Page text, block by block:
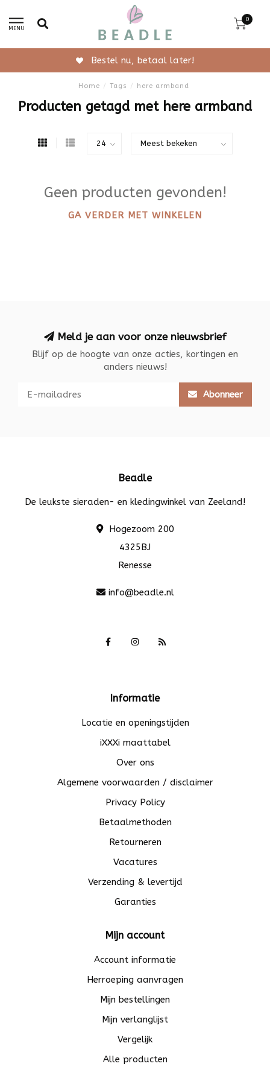
MENU
0
Bestel nu, betaal later!
Home / Tags / here armband
Producten getagd met here armband
Geen producten gevonden!
GA VERDER MET WINKELEN
Meld je aan voor onze nieuwsbrief
Blijf op de hoogte van onze acties, kortingen en
anders nieuws!
Abonneer
Beadle
De leukste sieraden- en kledingwinkel van Zeeland!
Hogezoom 200
4325BJ
Renesse
info@beadle.nl
Informatie
Locatie en openingstijden
iXXXi maattabel
Over ons
Algemene voorwaarden / disclaimer
Privacy Policy
Betaalmethoden
Retourneren
Vacatures
Verzending & levertijd
Garanties
Mijn account
Account informatie
Herroeping aanvragen
Mijn bestellingen
Mijn verlanglijst
Vergelijk
Alle producten